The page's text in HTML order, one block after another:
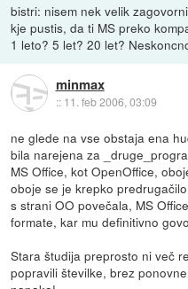
bistri: nisem nek velik
kje pustis, da ti MS preko
1 leto? 5 let? 20 let?
minmax
:: 11. feb 2006, 03:09
ne glede na vse obstaja ena
bila narejena za
MS Office, kot OpenOffice,
oboje se je krepko
s strani OO povečala, MS
formate, kar mu definitivno
Stara študija preprosto ni več
popravili številke, brez